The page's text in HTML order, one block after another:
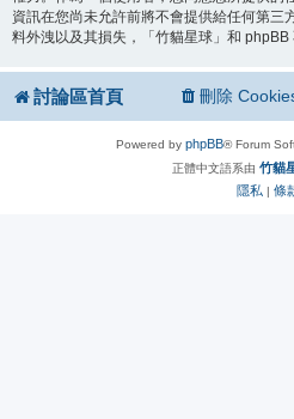
資訊在您尚未允許前將不會提供給任何第三
料外洩以及其損失，「竹貓星球」和 phpBB
討論區首頁 刪除
Powered by phpBB® Forum
正體中文語系由 竹貓
隱私 | 條